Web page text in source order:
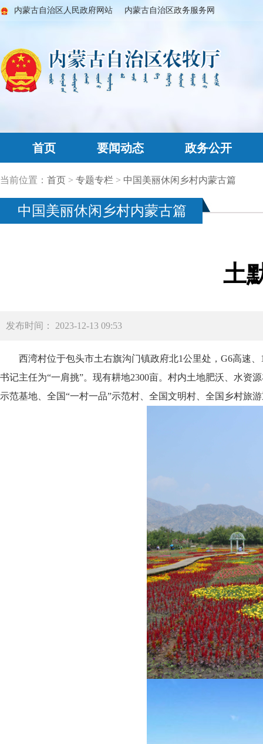
内蒙古自治区人民政府网站 内蒙古自治区政务服务网
首页 要闻动态 政务公开
当前位置： 首页 > 专题专栏 > 中国美丽休闲乡村内蒙古篇
中国美丽休闲乡村内蒙古篇
土
发布时间： 2023-12-13 09:53
西湾村位于包头市土右旗沟门镇政府北1公里处， G6高速、
书记主任为“一肩挑”。现有耕地2300亩。村内土地肥沃、水资
示范基地、全国“一村一品”示范村、全国文明村、全国乡村旅